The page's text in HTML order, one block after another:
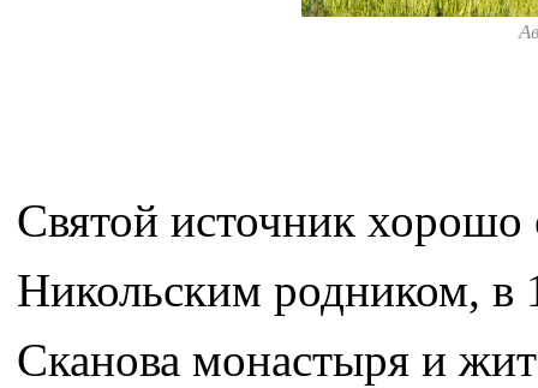
Святой источник хорошо
Никольским родником, в
Сканова монастыря и